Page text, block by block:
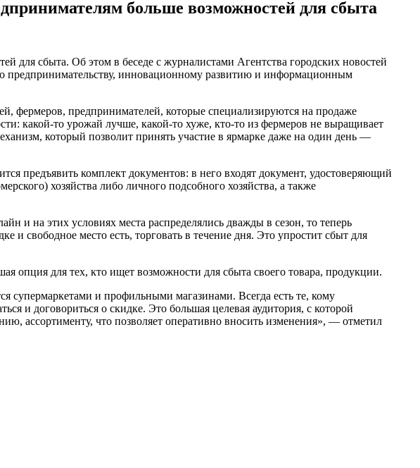
больше возможностей для сбыта
для сбыта. Об этом в беседе с журналистами Агентства городских новостей
предпринимательству, инновационному развитию и информационным
фермеров, предпринимателей, которые специализируются на продаже
какой-то урожай лучше, какой-то хуже, кто-то из фермеров не выращивает
который позволит принять участие в ярмарке даже на один день —
предъявить комплект документов: в него входят документ, удостоверяющий
хозяйства либо личного подсобного хозяйства, а также
и на этих условиях места распределялись дважды в сезон, то теперь
и свободное место есть, торговать в течение дня. Это упростит сбыт для
опция для тех, кто ищет возможности для сбыта своего товара, продукции.
супермаркетами и профильными магазинами. Всегда есть те, кому
и договориться о скидке. Это большая целевая аудитория, с которой
ассортименту, что позволяет оперативно вносить изменения», — отметил